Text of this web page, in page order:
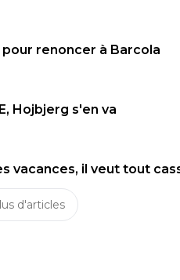
renoncer à Barcola
Hojbjerg s'en va
vacances, il veut tout
d'articles